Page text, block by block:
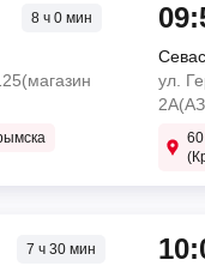
8 ч 0 мин
ул.
7 ч 30 мин